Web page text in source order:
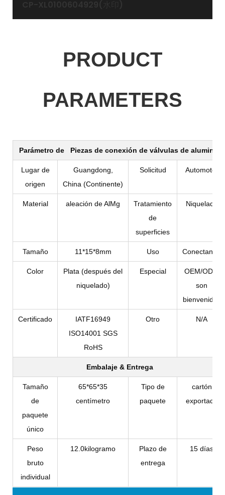
PRODUCT
PARAMETERS
Parámetro de Piezas de conexión de válvulas de aluminio
Lugar de
origen
Guangdong,
China (Continente)
Solicitud Automotor
Material aleación de AlMg
Tratamiento
de
superficies
Niquelado
Tamaño 11*15*8mm Uso Conectando
Color
Plata (después del
niquelado)
Especial
OEM/ODM
son
bienvenidos
Certificado
IATF16949
ISO14001 SGS
RoHS
Otro N/A
Embalaje & Entrega
Tamaño
de
paquete
único
65*65*35
centímetro
Tipo de
paquete
cartón
exportado
Peso
bruto
individual
12.0kilogramo
Plazo de
entrega
15 días